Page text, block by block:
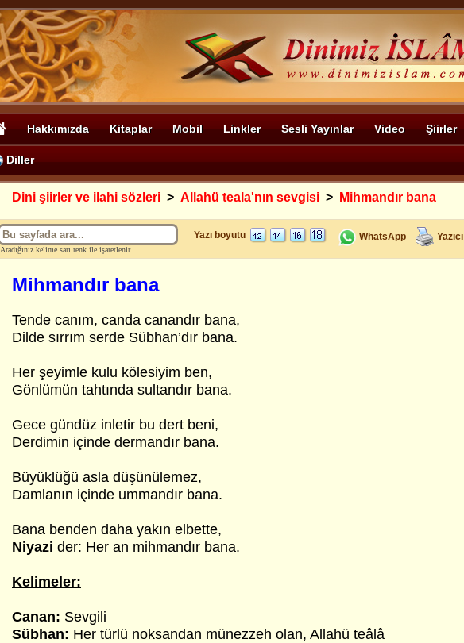
Hakkımızda Kitaplar Mobil Linkler Sesli Yayınlar Video Şiirler
Diller
Dini şiirler ve ilahi sözleri > Allahü teala'nın sevgisi > Mihmandır bana
Aradığınız kelime sarı renk ile işaretlenir.
Yazı boyutu WhatsApp Yazıcı
Mihmandır bana
Tende canım, canda canandır bana,
Dilde sırrım serde Sübhan’dır bana.
Her şeyimle kulu kölesiyim ben,
Gönlümün tahtında sultandır bana.
Gece gündüz inletir bu dert beni,
Derdimin içinde dermandır bana.
Büyüklüğü asla düşünülemez,
Damlanın içinde ummandır bana.
Bana benden daha yakın elbette,
Niyazi der: Her an mihmandır bana.
Kelimeler:
Canan: Sevgili
Sübhan: Her türlü noksandan münezzeh olan, Allahü teâlâ